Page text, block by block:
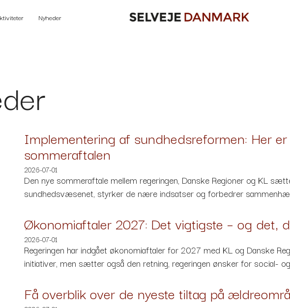
Nyheder
Implementering af sundhedsreformen: Her
sommeraftalen
2026-07-01
Den nye sommeraftale mellem regeringen, Danske Regioner og KL
sundhedsvæsenet, styrker de nære indsatser og forbedrer
Økonomiaftaler 2027: Det vigtigste – og det,
2026-07-01
Regeringen har indgået økonomiaftaler for 2027 med KL og Danske
initiativer, men sætter også den retning, regeringen ønsker for social-
Få overblik over de nyeste tiltag på